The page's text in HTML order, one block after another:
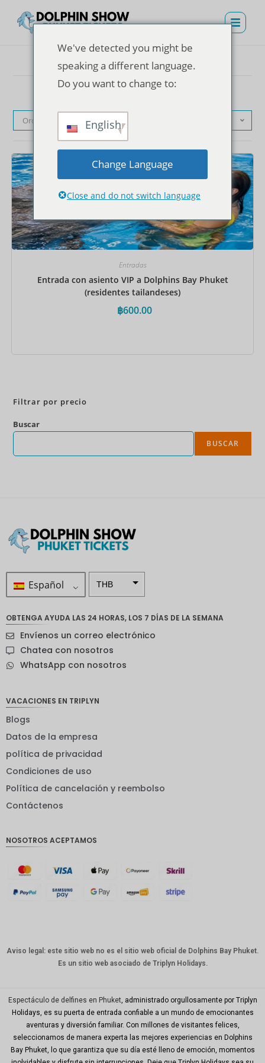
Orden predeterminado
Entradas
Entrada con asiento VIP a Dolphins Bay Phuket
(residentes tailandeses)
฿600.00
Filtrar por precio
Buscar
BUSCAR
Español THB
sueca
neozelan
Corona
EUR
IDR
franco
suizo
CANALL
no
Won
Año
Nuevo
Día
Mundial
del Golfo
OBTENGA AYUDA LAS 24 HORAS, LOS 7 DÍAS DE LA SEMANA
Envíenos un correo electrónico
Chatea con nosotros
WhatsApp con nosotros
VACACIONES EN TRIPLYN
Blogs
Datos de la empresa
política de privacidad
Condiciones de uso
Política de cancelación y reembolso
Contáctenos
NOSOTROS ACEPTAMOS
Aviso legal: este sitio web no es el sitio web oficial de Dolphins Bay Phuket.
Es un sitio web asociado de Triplyn Holidays.
Espectáculo de delfines en Phuket , administrado orgullosamente por Triplyn
Holidays, es su puerta de entrada confiable a un mundo de emocionantes
aventuras y diversión familiar. Con millones de visitantes felices,
seleccionamos de manera experta las mejores experiencias en Dolphins
Bay Phuket, lo que garantiza que su día esté lleno de emoción, momentos
We've detected you might be
speaking a different language.
Do you want to change to:
English
Change Language
Close and do not switch language